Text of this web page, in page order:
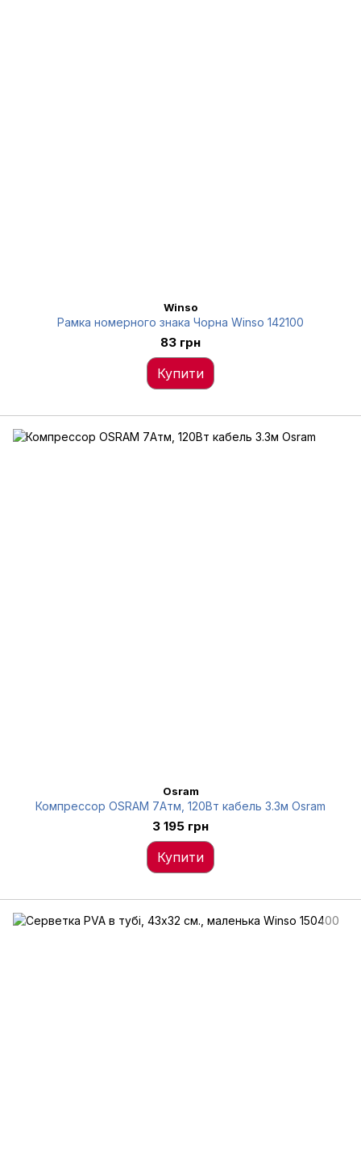
Winso
Рамка номерного знака Чорна Winso 142100
83 грн
Купити
Osram
Компрессор OSRAM 7Атм, 120Вт кабель 3.3м Osram
3 195 грн
Купити